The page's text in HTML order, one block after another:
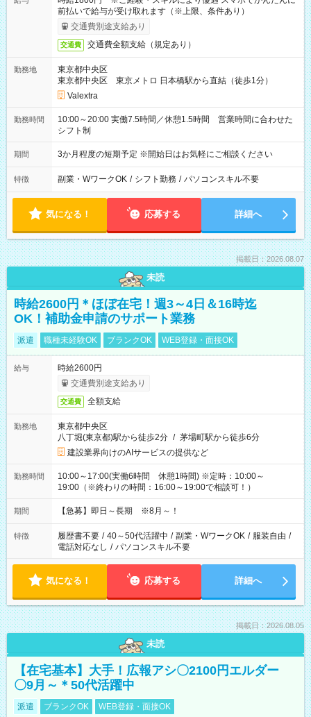
前払いで給与が受け取れます（※上限、条件あり）
交通費別途支給あり
交通費 交通費全額支給（規定あり）
勤務地
東京都中央区
東京都中央区 東京メトロ 日本橋駅から直結（徒歩1分）
Valextra
勤務時間
10:00～20:00 実働7.5時間／休憩1.5時間 営業時間に合わせた
シフト制
期間 3か月程度の短期予定 ※開始日はお気軽にご相談ください
特徴 副業・WワークOK / シフト勤務 / パソコンスキル不要
気になる！ 応募する 詳細へ
掲載日：2026.08.07
未読
時給2600円＊ほぼ在宅！週3～4日＆16時迄
OK！補助金申請のサポート業務
派遣 職種未経験OK ブランクOK WEB登録・面接OK
給与
時給2600円
交通費別途支給あり
交通費 全額支給
勤務地
東京都中央区
八丁堀(東京都)駅から徒歩2分 / 茅場町駅から徒歩6分
建設業界向けのAIサービスの提供など
勤務時間
10:00～17:00(実働6時間 休憩1時間) ※定時：10:00～
19:00（※終わりの時間：16:00～19:00で相談可！）
期間 【急募】即日～長期 ※8月～！
特徴 履歴書不要 / 40～50代活躍中 / 副業・WワークOK / 服装自由 /
電話対応なし / パソコンスキル不要
気になる！ 応募する 詳細へ
掲載日：2026.08.05
未読
【在宅基本】大手！広報アシ〇2100円エルダー
〇9月～＊50代活躍中
派遣 ブランクOK WEB登録・面接OK